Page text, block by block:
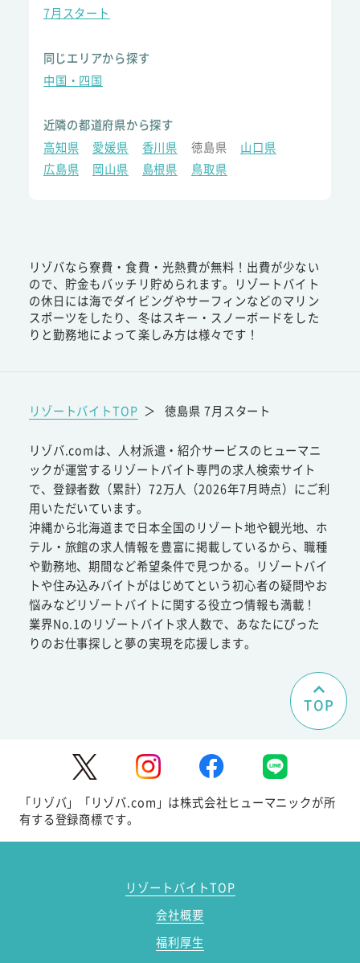
7月スタート
同じエリアから探す
中国・四国
近隣の都道府県から探す
高知県
愛媛県 香川県 徳島県
山口県
広島県
岡山県 島根県 鳥取県
リゾバなら寮費・食費・光熱費が無料！出費が少ない
ので、貯金もバッチリ貯められます。リゾートバイト
の休日には海でダイビングやサーフィンなどのマリン
スポーツをしたり、冬はスキー・スノーボードをした
りと勤務地によって楽しみ方は様々です！
リゾートバイトTOP ＞ 徳島県 7月スタート
リゾバ.comは、人材派遣・紹介サービスのヒューマニ
ックが運営するリゾートバイト専門の求人検索サイト
で、登録者数（累計）72万人（2026年7月時点）にご利
用いただいています。
沖縄から北海道まで日本全国のリゾート地や観光地、ホ
テル・旅館の求人情報を豊富に掲載しているから、職種
や勤務地、期間など希望条件で見つかる。リゾートバイ
トや住み込みバイトがはじめてという初心者の疑問やお
悩みなどリゾートバイトに関する役立つ情報も満載！
業界No.1のリゾートバイト求人数で、あなたにぴった
りのお仕事探しと夢の実現を応援します。
TOP
「リゾバ」「リゾバ.com」は株式会社ヒューマニックが所
有する登録商標です。
リゾートバイトTOP
会社概要
福利厚生